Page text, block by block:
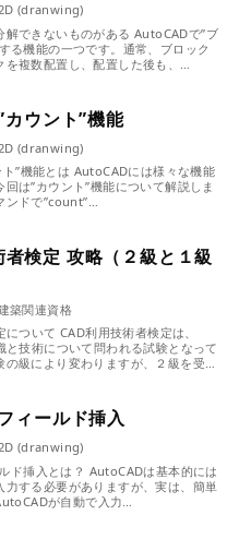
(dranwing)
解できないものがある AutoCADで”ブ
る機能の一つです。通常、ブロック
複数配置し、配置した後も、…
ウント”機能
2D (dranwing)
”機能とは AutoCADには様々な機能
は”カウント”機能について解説しま
ンドで”count”…
検定 攻略（２級と１級
築関連資格
ついて CAD利用技術者検定は、
と技術について問われる試験となって
の級により変わりますが、２級を受…
ィールド挿入
2D (dranwing)
ド挿入とは？ AutoCADは基本的には
力する必要がありますが、実は、簡単
が自動で入力…